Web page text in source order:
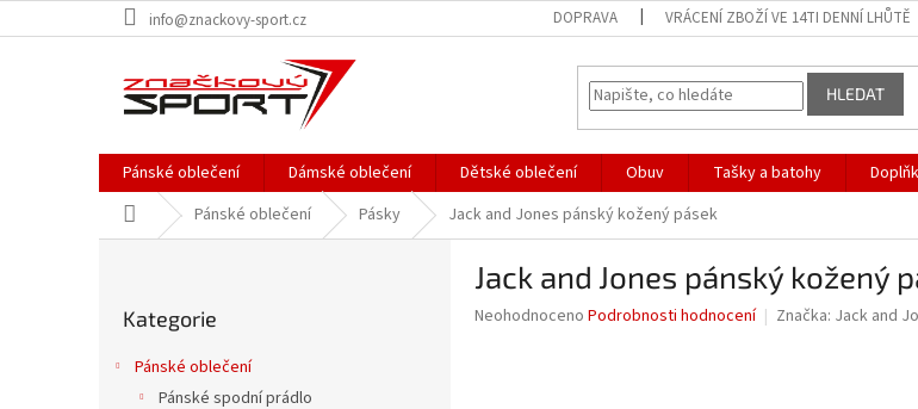
na
info@znackovy-sport.cz DOPRAVA VRÁCENÍ ZBOŽÍ VE 14TI DENNÍ LHŮTĚ
HLEDAT
Pánské oblečení Dámské oblečení Dětské oblečení Obuv Tašky a batohy
Domů Pánské oblečení Pásky Jack and Jones pánský kožený pásek
kategorie
Kategorie
Pánské oblečení
Pánské spodní prádlo
Jack and Jones pánský kožený
Průměrné
Neohodnoceno Podrobnosti hodnocení Značka: Jack and